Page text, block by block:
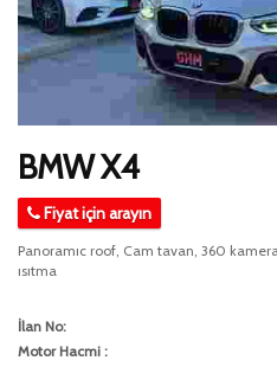
BMW X4
Fiyat için arayın
Panoramıc roof, Cam tavan, 360
ısıtma
İlan No:
Motor Hacmi :